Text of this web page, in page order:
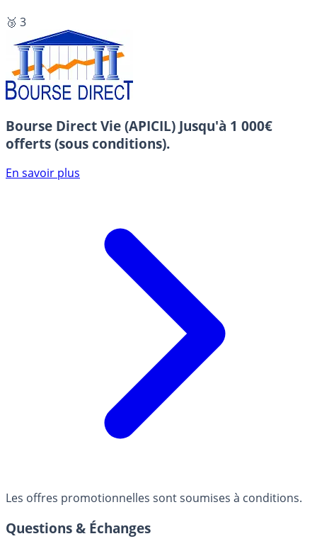
🥉 3
Bourse Direct Vie (APICIL) Jusqu'à 1 000€
offerts (sous conditions).
En savoir plus
Les offres promotionnelles sont soumises à conditions.
Questions & Échanges